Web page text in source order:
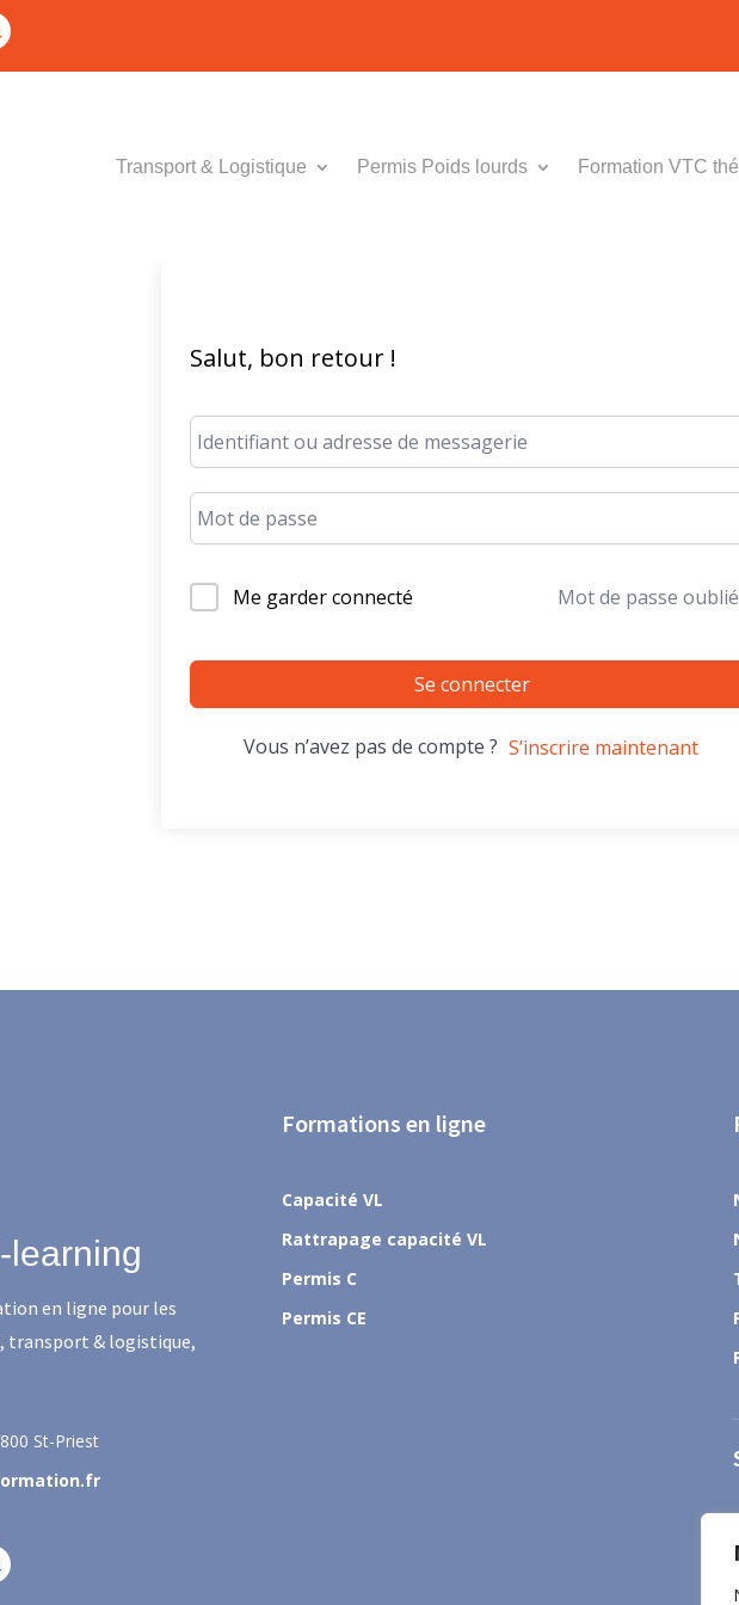
Transport & Logistique Permis Poids lourds Formation VTC
Salut, bon retour !
Me garder connecté Mot de passe
Se connecter
Vous n’avez pas de compte ? S’inscrire maintenant
learning
en ligne pour les
transport & logistique,
St-Priest
Formations en ligne
Capacité VL
Rattrapage capacité VL
Permis C
Permis CE